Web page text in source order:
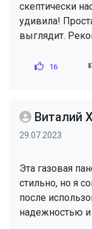
скептически
удивила!
выглядит.
16
Виталий
29.07.2023
Эта газовая
стильно, но я
после
надежностью и